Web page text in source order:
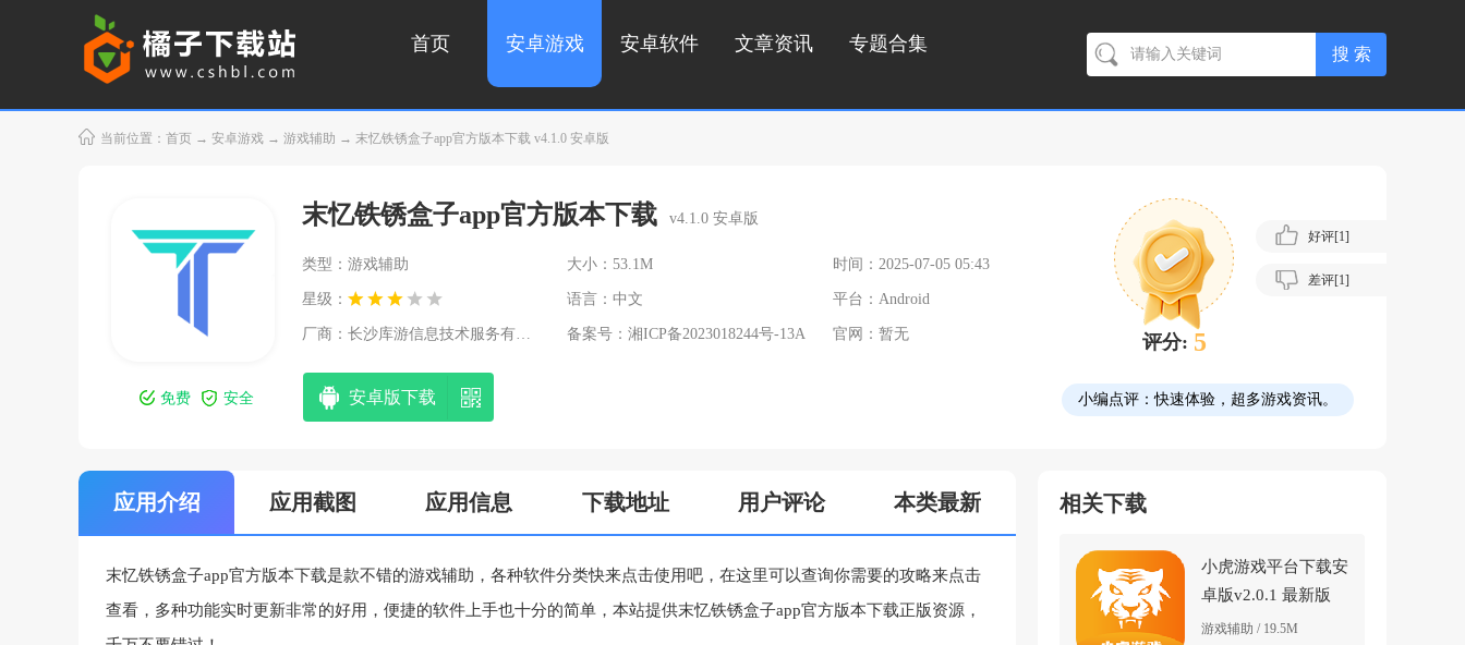
首页 安卓游戏 安卓软件 文章资讯 专题合集
当前位置： 首页 → 安卓游戏 → 游戏辅助 → 末忆铁锈盒子app官方版本下载 v4.1.0 安卓版
末忆铁锈盒子app官方版本下载 v4.1.0 安卓版
类型：游戏辅助 大小：53.1M 时间：2025-07-05 05:43
星级： 语言：中文 平台：Android
厂商： 长沙库游信息技术服务有限公司 备案号：湘ICP备2023018244号-13A 官网：暂无 评分: 5
好评[1]
差评[1]
免费 安全 安卓版下载 小编点评：快速体验，超多游戏资讯。
应用介绍 应用截图 应用信息 下载地址 用户评论 本类最新
末忆铁锈盒子app官方版本下载是款不错的游戏辅助，各种软件分类快来点击使用吧，在这里可以查询你需要的攻略来点击
查看，多种功能实时更新非常的好用，便捷的软件上手也十分的简单，本站提供末忆铁锈盒子app官方版本下载正版资源，
相关下载
小虎游戏平台下载安
卓版v2.0.1 最新版
游戏辅助 / 19.5M